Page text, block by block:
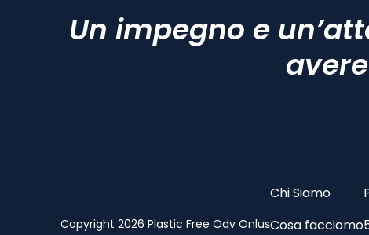
Un impegno e
Copyright 2026 Plastic Free Odv Onlus
Chi Siamo
Cosa facciamo